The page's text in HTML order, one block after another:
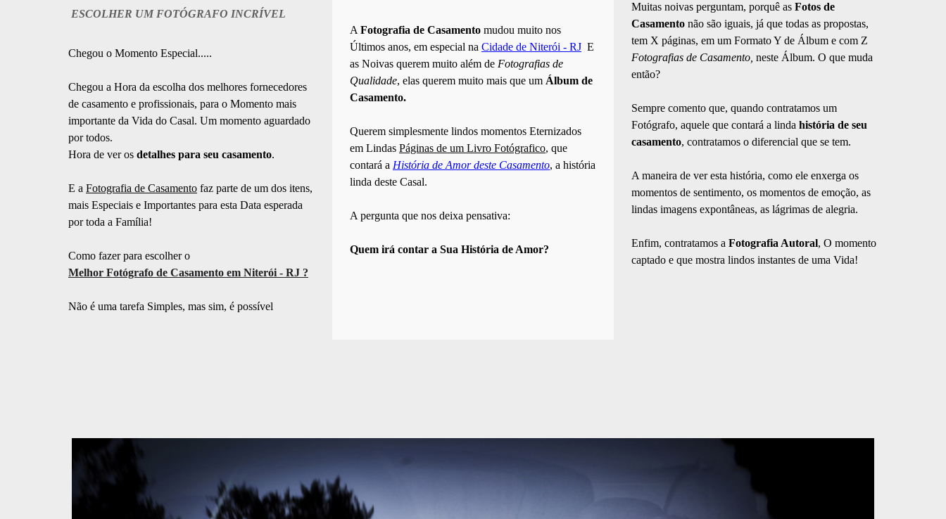
ESCOLHER UM FOTÓGRAFO INCRÍVEL
Chegou o Momento Especial.....
Chegou a Hora da escolha dos melhores fornecedores
de casamento e profissionais, para o Momento mais
importante da Vida do Casal. Um momento aguardado
por todos.
Hora de ver os detalhes para seu casamento.
E a Fotografia de Casamento faz parte de um dos itens,
mais Especiais e Importantes para esta Data esperada
por toda a Família!
Como fazer para escolher o
Melhor Fotógrafo de Casamento em Niterói - RJ ?
Não é uma tarefa Simples, mas sim, é possível
A Fotografia de Casamentomudou muito nos
Últimos anos, em especial na Cidade de Niterói - RJ E
as Noivas querem muito além de Fotografias de
Qualidade, elas querem muito mais que um Álbum de
Casamento.
Querem simplesmente lindos momentos Eternizados
em Lindas Páginas de um Livro Fotógrafico, que
contará a História de Amor deste Casamento, a história
linda deste Casal.
A pergunta que nos deixa pensativa:
Quem irá contar a Sua História de Amor?
Muitas noivas perguntam, porquê as Fotos de
Casamentonão são iguais, já que todas as propostas,
tem X páginas, em um Formato Y de Álbum e com Z
Fotografias de Casamento, neste Álbum. O que muda
então?
Sempre comento que, quando contratamos um
Fotógrafo, aquele que contará a linda história de seu
casamento, contratamos o diferencial que se tem.
A maneira de ver esta história, como ele enxerga os
momentos de sentimento, os momentos de emoção, as
lindas imagens expontâneas, as lágrimas de alegria.
Enfim, contratamos a Fotografia Autoral, O momento
captado e que mostra lindos instantes de uma Vida!